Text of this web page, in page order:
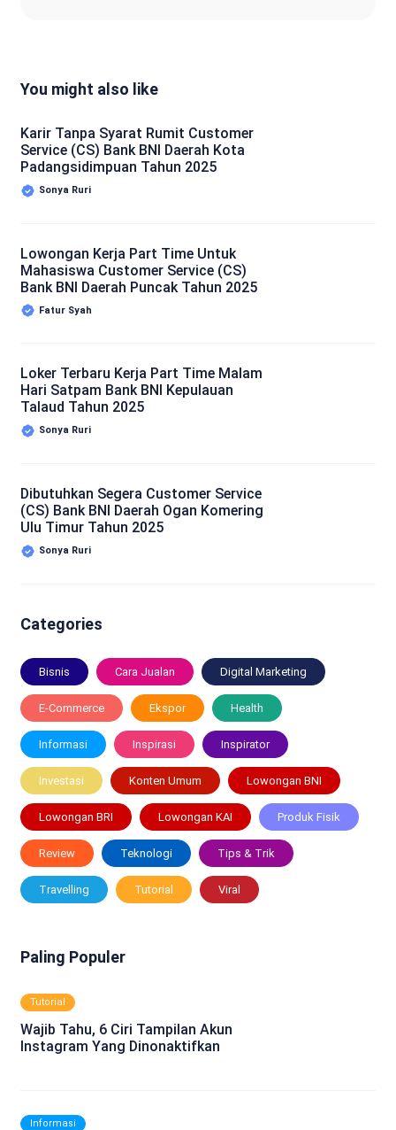
You might also like
Karir Tanpa Syarat Rumit Customer
Service (CS) Bank BNI Daerah Kota
Padangsidimpuan Tahun 2025
Sonya Ruri
Lowongan Kerja Part Time Untuk
Mahasiswa Customer Service (CS)
Bank BNI Daerah Puncak Tahun 2025
Fatur Syah
Loker Terbaru Kerja Part Time Malam
Hari Satpam Bank BNI Kepulauan
Talaud Tahun 2025
Sonya Ruri
Dibutuhkan Segera Customer Service
(CS) Bank BNI Daerah Ogan Komering
Ulu Timur Tahun 2025
Sonya Ruri
Categories
Bisnis Cara Jualan Digital Marketing
E-Commerce Ekspor Health
Informasi Inspirasi Inspirator
Investasi Konten Umum Lowongan BNI
Lowongan BRI Lowongan KAI Produk Fisik
Review Teknologi Tips & Trik
Travelling Tutorial Viral
Paling Populer
Tutorial
Wajib Tahu, 6 Ciri Tampilan Akun
Instagram Yang Dinonaktifkan
Informasi